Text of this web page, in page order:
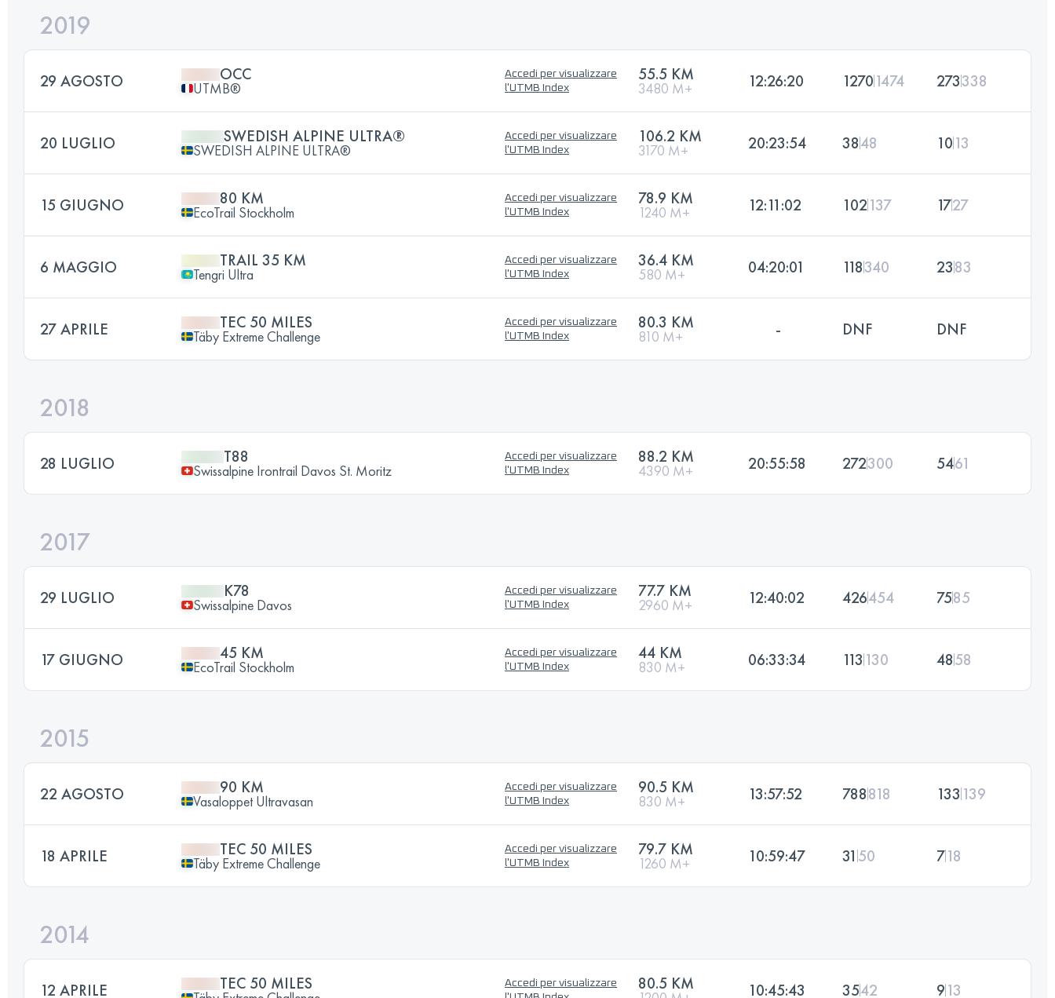
2019
29 AGOSTO OCC
UTMB®
Accedi per visualizzare
l'UTMB Index
55.5 KM
3480 M+ 12:26:20 12701474 273338
20 LUGLIO SWEDISH ALPINE ULTRA®
SWEDISH ALPINE ULTRA®
Accedi per visualizzare
l'UTMB Index
106.2 KM
3170 M+ 20:23:54 3848 1013
15 GIUGNO 80 KM
EcoTrail Stockholm
Accedi per visualizzare
l'UTMB Index
78.9 KM
1240 M+ 12:11:02 102137 1727
6 MAGGIO TRAIL 35 KM
Tengri Ultra
Accedi per visualizzare
l'UTMB Index
36.4 KM
580 M+ 04:20:01 118340 2383
27 APRILE TEC 50 MILES
Täby Extreme Challenge
Accedi per visualizzare
l'UTMB Index
80.3 KM
810 M+ - DNF DNF
2018
28 LUGLIO T88
Swissalpine Irontrail Davos St. Moritz
Accedi per visualizzare
l'UTMB Index
88.2 KM
4390 M+ 20:55:58 272300 5461
2017
29 LUGLIO K78
Swissalpine Davos
Accedi per visualizzare
l'UTMB Index
77.7 KM
2960 M+ 12:40:02 426454 7585
17 GIUGNO 45 KM
EcoTrail Stockholm
Accedi per visualizzare
l'UTMB Index
44 KM
830 M+ 06:33:34 113 130 4858
2015
22 AGOSTO 90 KM
Vasaloppet Ultravasan
Accedi per visualizzare
l'UTMB Index
90.5 KM
830 M+ 13:57:52 788818 133 139
18 APRILE TEC 50 MILES
Täby Extreme Challenge
Accedi per visualizzare
l'UTMB Index
79.7 KM
1260 M+ 10:59:47 31 50 718
2014
12 APRILE TEC 50 MILES
Accedi per visualizzare
80.5 KM 10:45:43 3542 913